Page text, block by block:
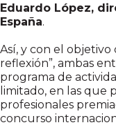
Eduardo López,
España.
Así, y con el
reflexión”, ambas
programa de
limitado, en las que
profesionales
concurso